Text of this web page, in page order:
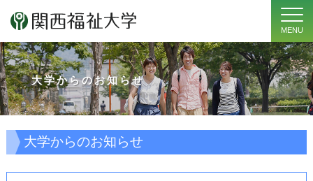
MENU
大学からのお知らせ
大学からのお知らせ